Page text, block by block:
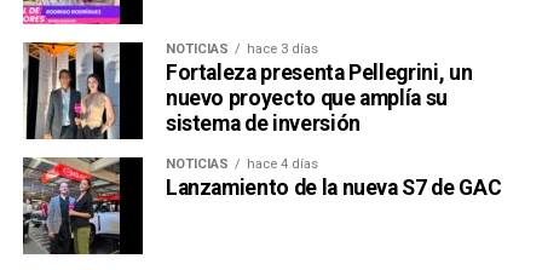
NOTICIAS hace 3 días
Fortaleza presenta Pellegrini, un
nuevo proyecto que amplía su
sistema de inversión
NOTICIAS hace 4 días
Lanzamiento de la nueva S7 de GAC